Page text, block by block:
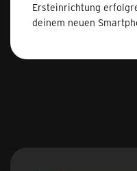
Ersteinrichtung
deinem neuen